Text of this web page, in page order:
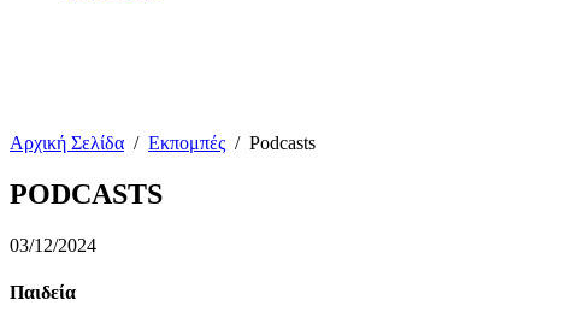
Αρχική Σελίδα / Εκπομπές / Podcasts
PODCASTS
03/12/2024
Παιδεία